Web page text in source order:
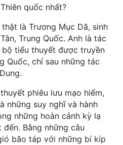
quốc nhất?
là Trương Mục Dã, sinh
Trung Quốc. Anh là tác
bộ tiểu thuyết được truyền
Quốc, chỉ sau những tác
phiêu lưu mạo hiểm,
những suy nghĩ và hành
những hoàn cảnh kỳ lạ
Bằng những câu
bão táp với những bí kíp